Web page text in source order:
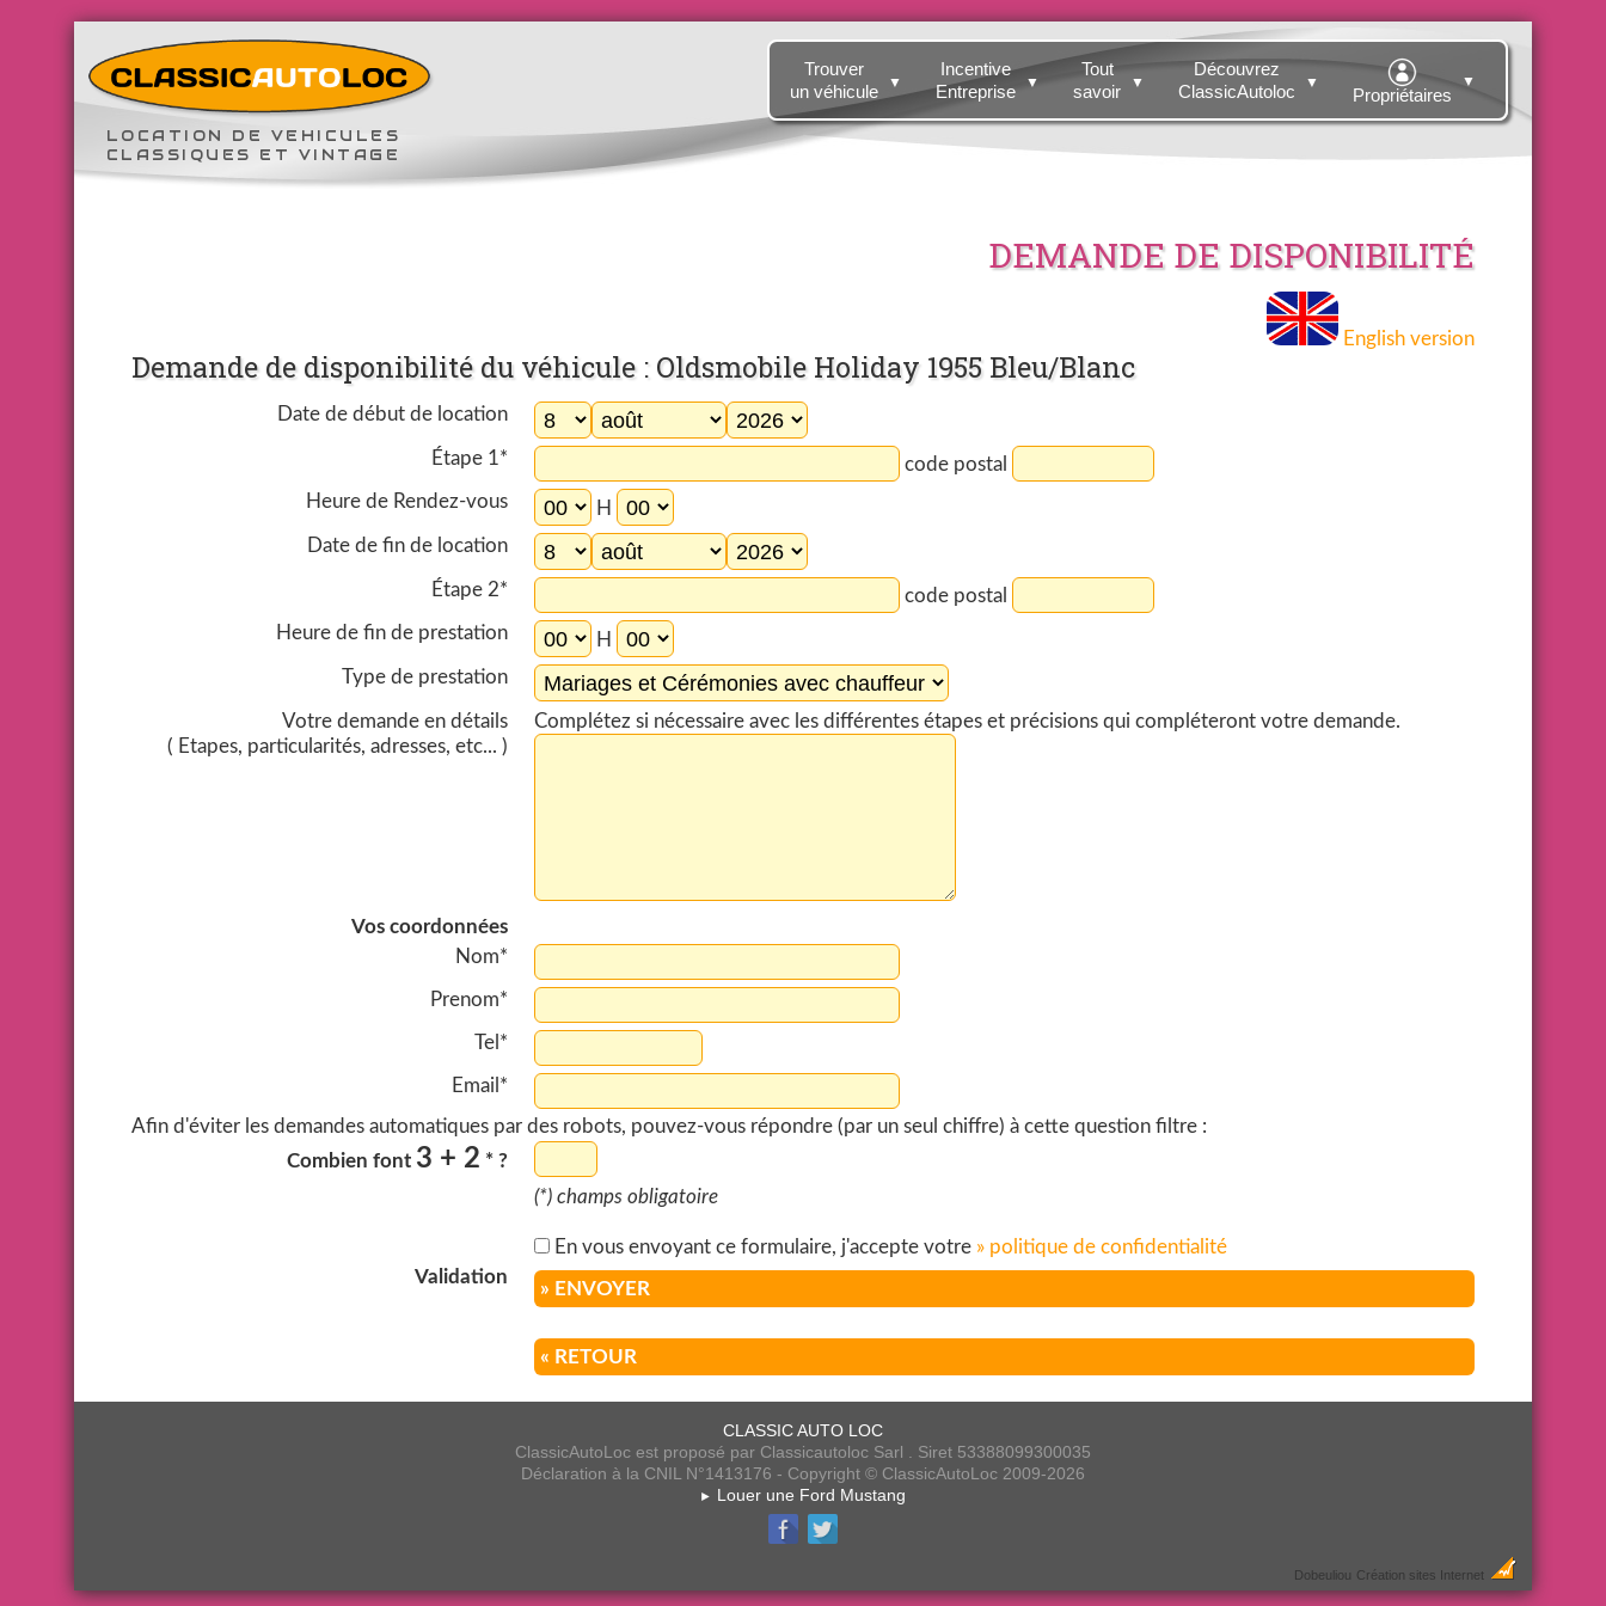
LOCATION DE VEHICULES
CLASSIQUES ET VINTAGE
Trouver
un véhicule
▼
Incentive
Entreprise
▼
Tout
savoir
▼
Découvrez
ClassicAutoloc
▼
Propriétaires
▼
DEMANDE DE DISPONIBILITÉ
English version
Demande de disponibilité du véhicule : Oldsmobile Holiday 1955 Bleu/Blanc
Date de début de location
Étape 1*
code postal
Heure de Rendez-vous
H
Date de fin de location
Étape 2*
code postal
Heure de fin de prestation
H
Type de prestation
Votre demande en détails
( Etapes, particularités, adresses, etc... )
Complétez si nécessaire avec les différentes étapes et précisions qui compléteront votre demande.
Vos coordonnées
Nom*
Prenom*
Tel*
Email*
Afin d'éviter les demandes automatiques par des robots, pouvez-vous répondre (par un seul chiffre) à cette question filtre :
Combien font 3 + 2 * ?
(*) champs obligatoire
En vous envoyant ce formulaire, j'accepte votre » politique de confidentialité
Validation
» ENVOYER
« RETOUR
CLASSIC AUTO LOC
ClassicAutoLoc est proposé par Classicautoloc Sarl . Siret 53388099300035
Déclaration à la CNIL N°1413176 - Copyright © ClassicAutoLoc 2009-2026
► Louer une Ford Mustang
Dobeuliou Création sites Internet